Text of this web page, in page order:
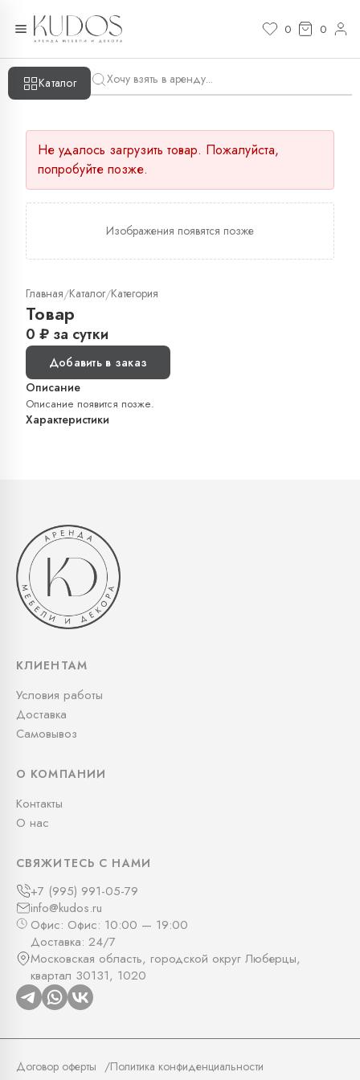
0 0
Каталог
Не удалось загрузить товар. Пожалуйста,
попробуйте позже.
Изображения появятся позже
Главная/Каталог/Категория
Товар
0 ₽ за сутки
Добавить в заказ
Описание
Описание появится позже.
Характеристики
КЛИЕНТАМ
Условия работы
Доставка
Самовывоз
О КОМПАНИИ
Контакты
О нас
СВЯЖИТЕСЬ С НАМИ
+7 (995) 991-05-79
info@kudos.ru
Офис: Офис: 10:00 — 19:00
Доставка: 24/7
Московская область, городской округ Люберцы,
квартал 30131, 1020
Договор оферты Политика конфиденциальности